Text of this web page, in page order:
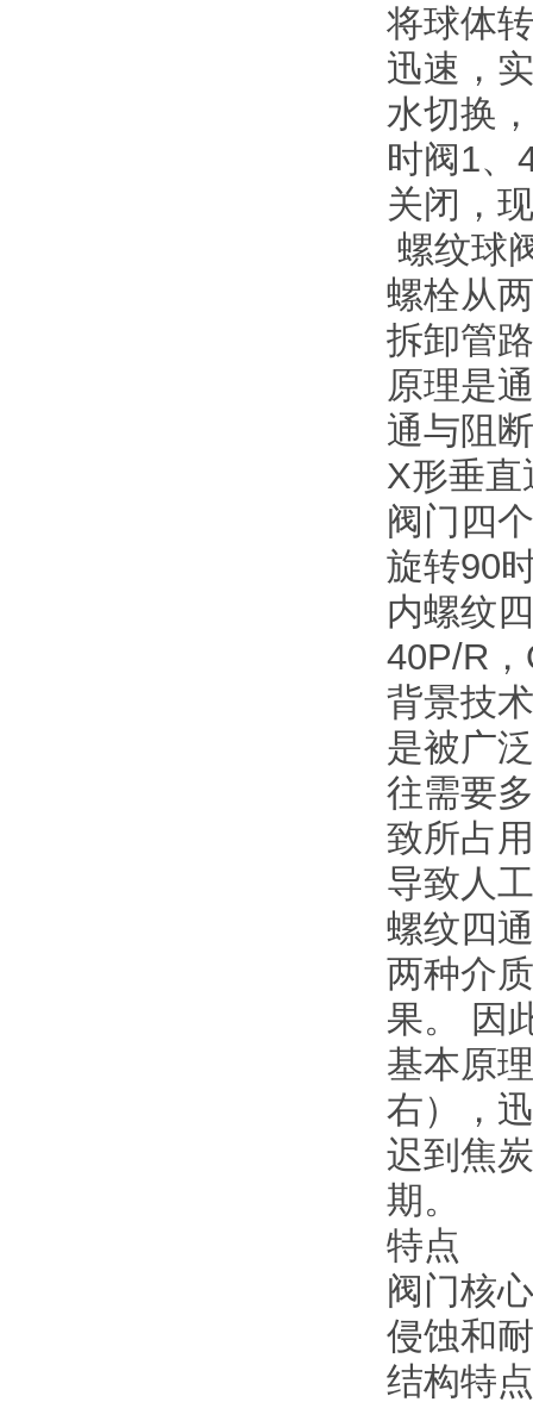
将球体
迅速，
水切换
时阀1、
关闭，
螺纹球
螺栓从
拆卸管
原理是
通与阻
X形垂
阀门四
旋转90
内螺纹
40P/R
背景技
是被广
往需要
致所占
导致人
螺纹四
两种介
果。 因
基本原
右），
迟到焦
期。
特点
阀门核
侵蚀和
结构特